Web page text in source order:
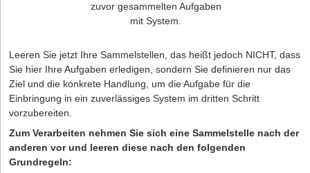
zuvor gesammelten Aufgaben
mit System.
Leeren Sie jetzt Ihre Sammelstellen, das heißt jedoch NICHT, dass
Sie hier Ihre Aufgaben erledigen, sondern Sie definieren nur das
Ziel und die konkrete Handlung, um die Aufgabe für die
Einbringung in ein zuverlässiges System im dritten Schritt
vorzubereiten.
Zum Verarbeiten nehmen Sie sich eine Sammelstelle nach der
anderen vor und leeren diese nach den folgenden
Grundregeln: